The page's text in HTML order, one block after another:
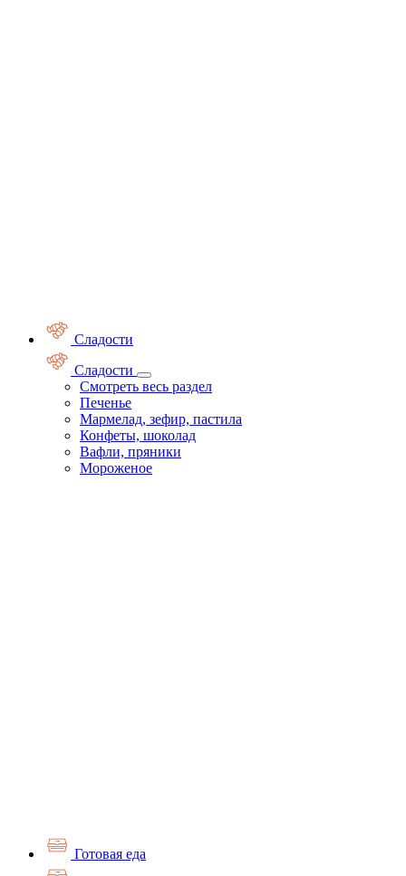
Сладости
Сладости
Смотреть весь раздел
Печенье
Мармелад, зефир, пастила
Конфеты, шоколад
Вафли, пряники
Мороженое
Готовая еда